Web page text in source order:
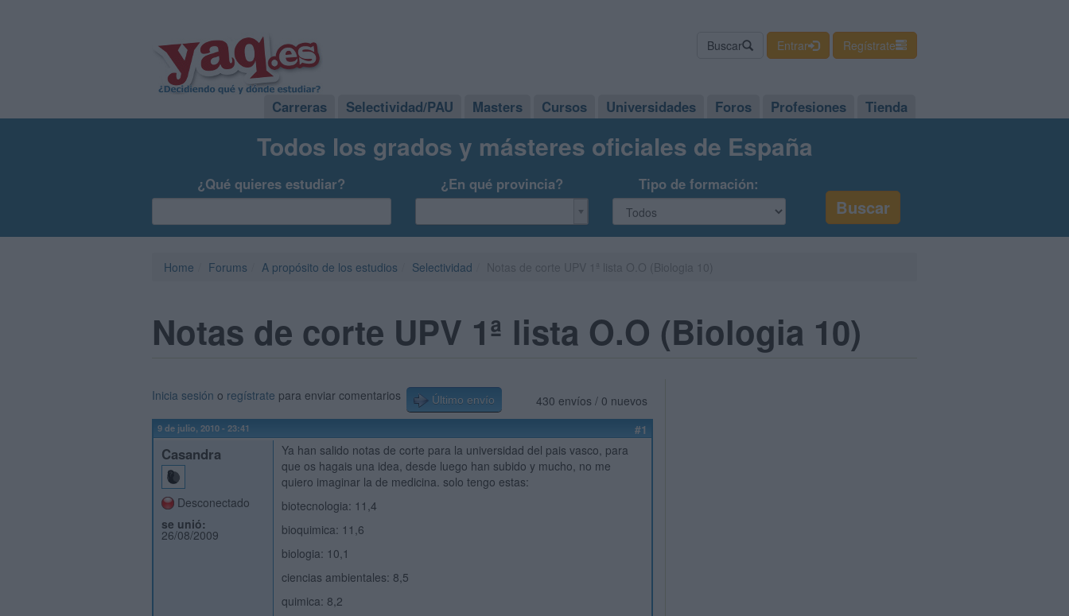
Buscar Entrar Regístrate
Carreras Selectividad/PAU Masters Cursos Universidades Foros Profesiones Tienda
Todos los grados y másteres oficiales de España
¿Qué quieres estudiar? ¿En qué provincia? Tipo de formación:
Home Forums A propósito de los estudios Selectividad
Notas de corte UPV 1ª lista O.O (Biologia 10)
430 envíos / 0 nuevos
Inicia sesión o regístrate para enviar comentarios Último envío
9 de julio, 2010 - 23:41 #1
Casandra
Desconectado
se unió:
26/08/2009
Ya han salido notas de corte para la universidad del pais vasco, para
que os hagais una idea, desde luego han subido y mucho, no me
quiero imaginar la de medicina. solo tengo estas:
biotecnologia: 11,4
bioquimica: 11,6
biologia: 10,1
ciencias ambientales: 8,5
quimica: 8,2